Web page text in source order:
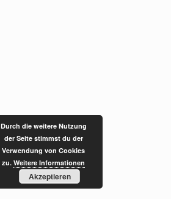
Durch die weitere Nutzung
der Seite stimmst du der
Verwendung von Cookies
zu. Weitere Informationen
Akzeptieren